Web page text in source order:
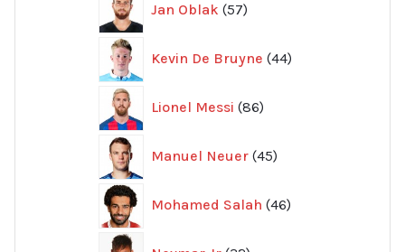
Jan Oblak 57
produkter
Kevin De Bruyne 44
produkter
Lionel Messi 86
produkter
Manuel Neuer 45
produkter
Mohamed Salah 46
produkter